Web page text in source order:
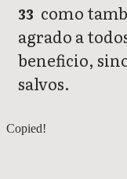
33 como
agrado a
beneficio,
salvos.
1 Corintios 9
Copied!